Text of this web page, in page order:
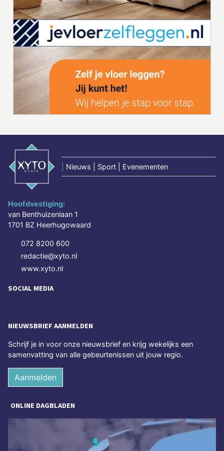
Nieuws | Sport | Evenementen
Hoofdvestiging:
van Benthuizenlaan 1
1701 BZ Heerhugowaard
072 8200 600
redactie@xyto.nl
www.xyto.nl
SOCIAL MEDIA
NIEUWSBRIEF AANMELDEN
Schrijf je in voor onze nieuwsbrief en krijg wekelijks een
samenvatting van alle gebeurtenissen uit jouw regio.
Aanmelden
ONLINE DAGBLADEN